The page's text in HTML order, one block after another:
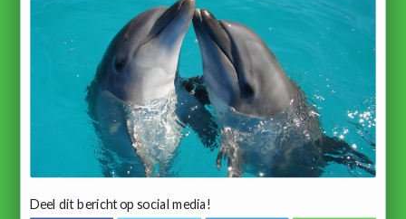
Deel dit bericht op social media!